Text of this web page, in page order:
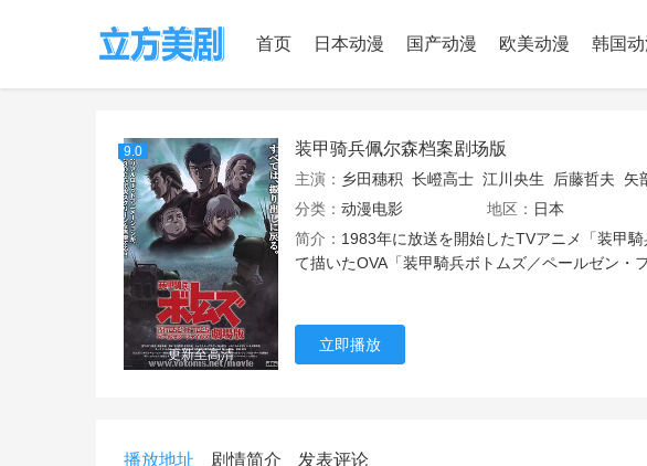
首页 日本动漫 国产动漫 欧美动漫 韩国
9.0
更新至高清
装甲骑兵佩尔森档案剧场版
主演： 乡田穗积 长嶝高士 江川央生 后藤哲夫 矢部
分类： 动漫电影 地区： 日本
简介： 1983年に放送を開始したTVアニメ「装甲
て描いたOVA「装甲騎兵ボトムズ／ペールゼン・
立即播放
播放地址 剧情简介 发表评论